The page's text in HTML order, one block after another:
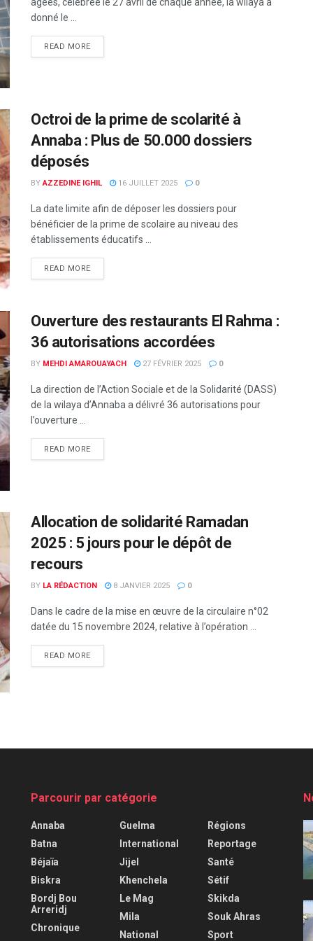
donné le ...
READ MORE
Octroi de la prime de scolarité à
Annaba : Plus de 50.000 dossiers
déposés
BY AZZEDINE IGHIL 16 JUILLET 2025 0
La date limite afin de déposer les dossiers pour
bénéficier de la prime de scolaire au niveau des
établissements éducatifs ...
READ MORE
Ouverture des restaurants El Rahma :
36 autorisations accordées
BY MEHDI AMAROUAYACH 27 FÉVRIER 2025 0
La direction de l’Action Sociale et de la Solidarité (DASS)
de la wilaya d’Annaba a délivré 36 autorisations pour
l’ouverture ...
READ MORE
Allocation de solidarité Ramadan
2025 : 5 jours pour le dépôt de
recours
BY LA RÉDACTION 8 JANVIER 2025 0
Dans le cadre de la mise en œuvre de la circulaire n°02
datée du 15 novembre 2024, relative à l’opération ...
READ MORE
Parcourir par catégorie
Annaba
Batna
Béjaïa
Biskra
Bordj Bou
Arreridj
Chronique
Guelma
International
Jijel
Khenchela
Le Mag
Mila
National
Régions
Reportage
Santé
Sétif
Skikda
Souk Ahras
Sport